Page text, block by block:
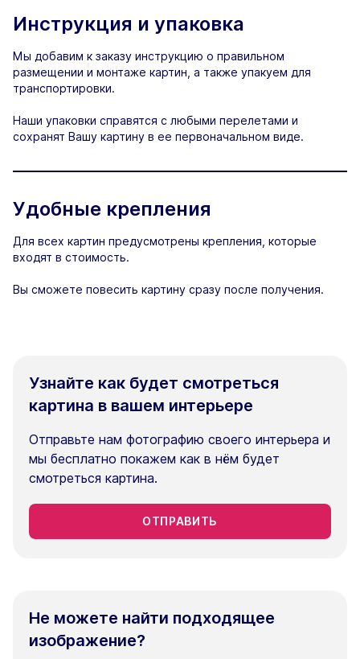
Инструкция и упаковка
Мы добавим к заказу инструкцию о правильном
размещении и монтаже картин, а также упакуем для
транспортировки.
Наши упаковки справятся с любыми перелетами и
сохранят Вашу картину в ее первоначальном виде.
Удобные крепления
Для всех картин предусмотрены крепления, которые
входят в стоимость.
Вы сможете повесить картину сразу после получения.
Узнайте как будет смотреться
картина в вашем интерьере
Отправьте нам фотографию своего интерьера и
мы бесплатно покажем как в нём будет
смотреться картина.
ОТПРАВИТЬ
Не можете найти подходящее
изображение?